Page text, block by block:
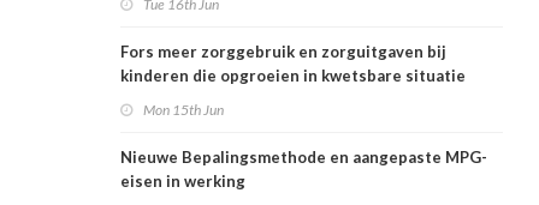
Tue 16th Jun
Fors meer zorggebruik en zorguitgaven bij
kinderen die opgroeien in kwetsbare situatie
Mon 15th Jun
Nieuwe Bepalingsmethode en aangepaste MPG-
eisen in werking